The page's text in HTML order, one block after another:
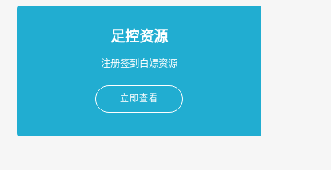
足控资源
注册签到白嫖资源
立即查看